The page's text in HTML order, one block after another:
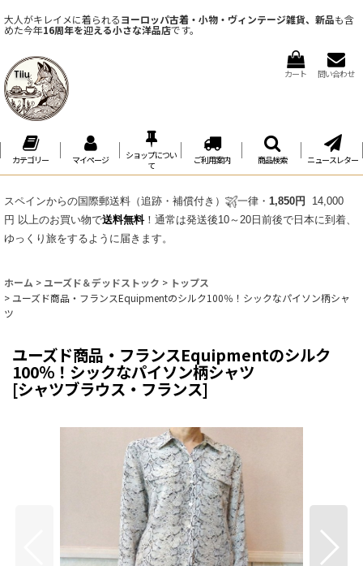
大人がキレイメに着られるヨーロッパ古着・小物・ヴィンテージ雑貨、新品も含
めた今年16周年を迎える小さな洋品店です。
カート 問い合わせ
カテゴリー マイページ
ショップについ
て
ご利用案内 商品検索 ニュースレター
スペインからの国際郵送料（追跡・補償付き） 一律・ 1,850円 14,000
円 以上のお買い物で送料無料！通常は発送後10～20日前後で日本に到着、
ゆっくり旅をするように届きます。
ホーム >ユーズド＆デッドストック > トップス
> ユーズド商品・フランスEquipmentのシルク100％！シックなパイソン柄シャ
ツ
ユーズド商品・フランスEquipmentのシルク
100％！シックなパイソン柄シャツ
[シャツブラウス・フランス]